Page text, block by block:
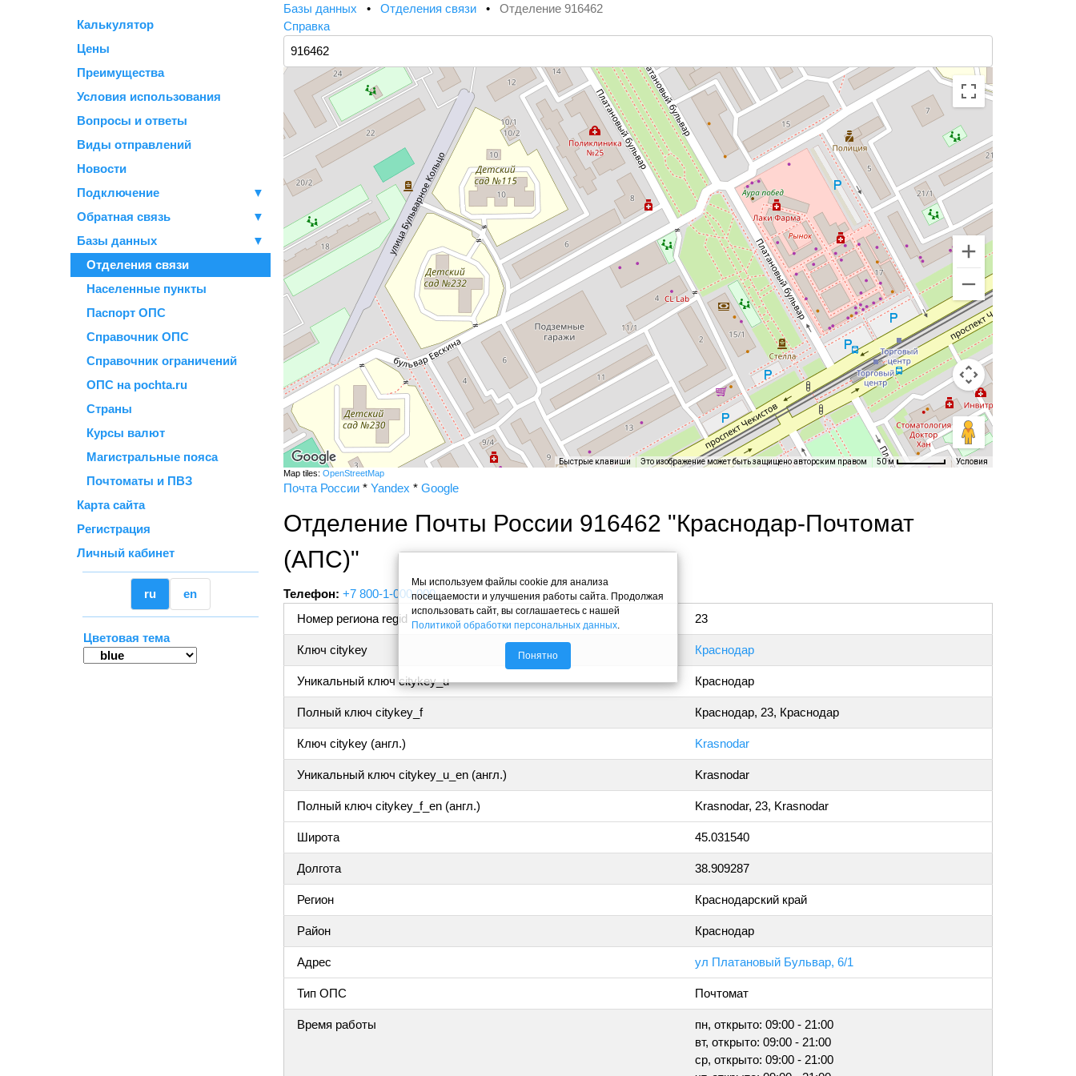
Калькулятор
Цены
Преимущества
Условия использования
Вопросы и ответы
Виды отправлений
Новости
Подключение
▼
Обратная связь
▼
Базы данных
▼
Отделения связи
Населенные пункты
Паспорт ОПС
Справочник ОПС
Справочник ограничений
ОПС на pochta.ru
Страны
Курсы валют
Магистральные пояса
Почтоматы и ПВЗ
Карта сайта
Регистрация
Личный кабинет
ru en
Цветовая тема
Базы данных • Отделения связи • Отделение 916462
Справка
Быстрые клавиши Это изображение может быть защищено авторским правом 50 м Условия
Map tiles: OpenStreetMap
Почта России * Yandex * Google
Отделение Почты России 916462 "Краснодар-Почтомат
(АПС)"
Телефон: +7 800-1-000-000
Номер региона regid
23
Ключ citykey Краснодар
Уникальный ключ citykey_u Краснодар
Полный ключ citykey_f Краснодар, 23, Краснодар
Ключ citykey (англ.) Krasnodar
Уникальный ключ citykey_u_en (англ.) Krasnodar
Полный ключ citykey_f_en (англ.) Krasnodar, 23, Krasnodar
Широта 45.031540
Долгота 38.909287
Регион Краснодарский край
Район Краснодар
Адрес ул Платановый Бульвар, 6/1
Тип ОПС Почтомат
Время работы
пн, открыто: 09:00 - 21:00
вт, открыто: 09:00 - 21:00
ср, открыто: 09:00 - 21:00
Мы используем файлы cookie для анализа
посещаемости и улучшения работы сайта. Продолжая
использовать сайт, вы соглашаетесь с нашей
Политикой обработки персональных данных
Понятно